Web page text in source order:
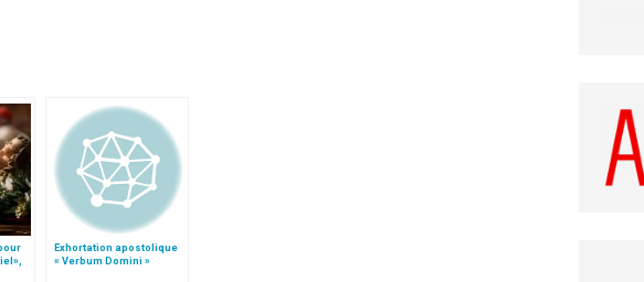
Exhortation apostolique
« Verbum Domini »